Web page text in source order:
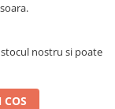
nostru si poate